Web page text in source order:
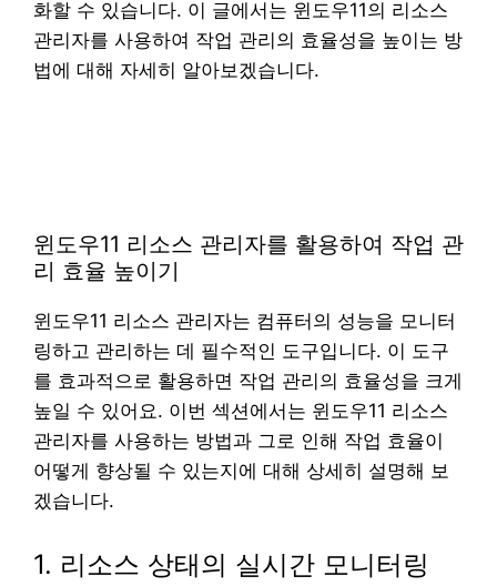
화할 수 있습니다. 이 글에서는 윈도우11의 리소스
관리자를 사용하여 작업 관리의 효율성을 높이는 방
법에 대해 자세히 알아보겠습니다.
윈도우11 리소스 관리자를 활용하여 작업 관
리 효율 높이기
윈도우11 리소스 관리자는 컴퓨터의 성능을 모니터
링하고 관리하는 데 필수적인 도구입니다. 이 도구
를 효과적으로 활용하면 작업 관리의 효율성을 크게
높일 수 있어요. 이번 섹션에서는 윈도우11 리소스
관리자를 사용하는 방법과 그로 인해 작업 효율이
어떻게 향상될 수 있는지에 대해 상세히 설명해 보
겠습니다.
1. 리소스 상태의 실시간 모니터링